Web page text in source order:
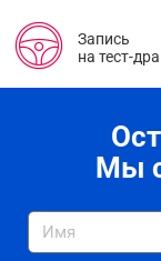
Запись
на тест-
Мы